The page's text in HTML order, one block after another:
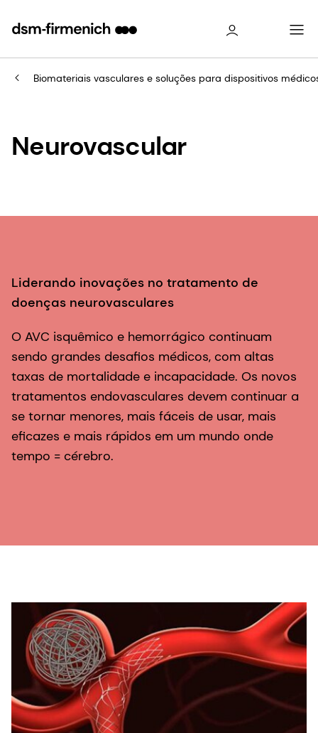
Biomateriais vasculares e soluções para dispositivos
Neurovascular
Liderando inovações no tratamento de
doenças neurovasculares
O AVC isquêmico e hemorrágico continuam
sendo grandes desafios médicos, com altas
taxas de mortalidade e incapacidade. Os novos
tratamentos endovasculares devem continuar a
se tornar menores, mais fáceis de usar, mais
eficazes e mais rápidos em um mundo onde
tempo = cérebro.